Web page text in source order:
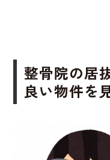
新たに開業してもその
「また同じようなお
労することもあります。
特に名前や看板、外
む可能性があります。
空間作りを意識する
整骨院の居
良い物件を